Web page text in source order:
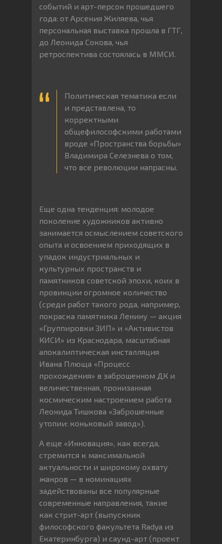
событий и арт-персон прошедшего
года: от Арсения Жиляева, чья
персональная выставка прошла в ГТГ,
до Леонида Сокова, чья
ретроспектива состоялась в ММСИ.
Политическая тематика если
и представлена, то
корректными
общефилософскими работами
вроде «Пространства борьбы»
Владимира Селезнева о том,
что все революции напрасны.
Еще одна тенденция: молодое
поколение художников активно
занимается осмыслением советского
опыта и освоением приходящих в
упадок индустриальных и
культурных пространств и
памятников советской эпохи, коих в
провинции огромное количество
(среди работ такого рода, например,
покраска памятника Ленину — акция
«Группировки ЗИП» и «Активистов
КИСИ» из Краснодара, масштабная
апокалиптическая инсталляция
Ивана Плюща «Процесс
прохождения» в заброшенном ДК и
величественная, пронизанная
космическим настроением работа
Леонида Тишкова «Заброшенные
утопии: коньковый завод»).
А еще «Инновация», как всегда,
стремится к максимальной
актуальности и широкому охвату
жанров — в номинациях
задействованы все популярные
современные направления, такие
как стрит-арт (выпускник
философского факультета Radya из
Екатеринбурга) и саунд-арт (проект